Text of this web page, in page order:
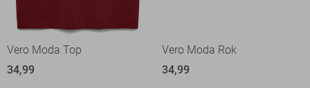
Vero Moda Top
34,99
Vero Moda Rok
34,99